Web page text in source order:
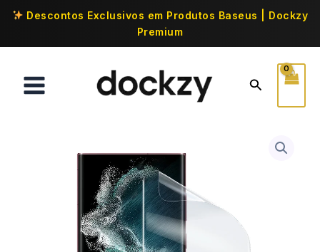
Descontos Exclusivos em Produtos Baseus | Dockzy
Premium